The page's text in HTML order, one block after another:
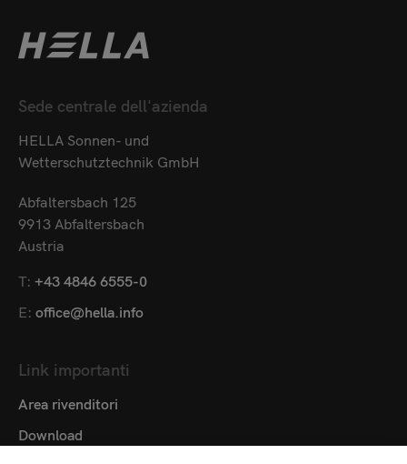
Sede centrale dell'azienda
HELLA Sonnen- und
Wetterschutztechnik GmbH
Abfaltersbach 125
9913 Abfaltersbach
Austria
T: +43 4846 6555-0
E: office@hella.info
Link importanti
Area rivenditori
Download